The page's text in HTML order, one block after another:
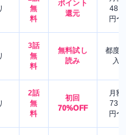
無
料
ポイント
還元
480
円〜
3話
無
料
無料試し
読み
都度
入
2話
無
料
初回
70%OFF
月額
730
円〜